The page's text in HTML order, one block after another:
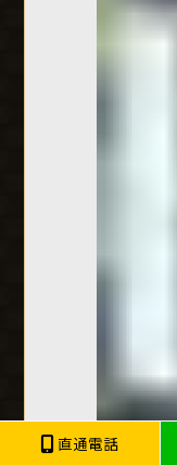
直通電話